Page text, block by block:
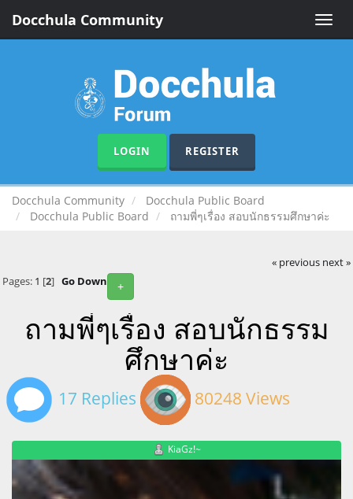
Toggle
Docchula Community
LOGIN REGISTER
Docchula Community
Docchula Public Board
Docchula Public Board
ถามพี่ๆเรื่อง สอบนักธรรมศึกษาค่ะ
« previous next »
+
Pages: 1 [2] Go Down
ถามพี่ๆเรื่อง สอบนักธรรม
ศึกษาค่ะ
17 Replies 80248 Views
KiaGz!~